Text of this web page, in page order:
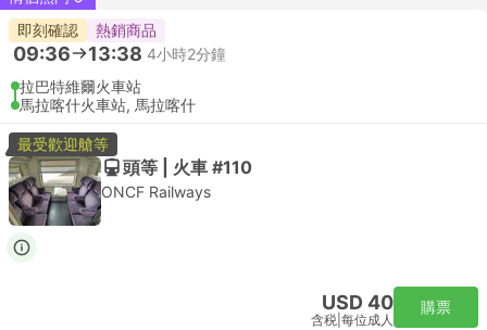
即刻確認
熱銷商品
09:36 13:38 4小時2分鐘
拉巴特維爾火車站
馬拉喀什火車站, 馬拉喀什
最受歡迎艙等
頭等 | 火車 #110
ONCF Railways
USD 40
含税 每位成人
購票